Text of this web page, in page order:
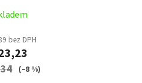
bez DPH
(–8 %)